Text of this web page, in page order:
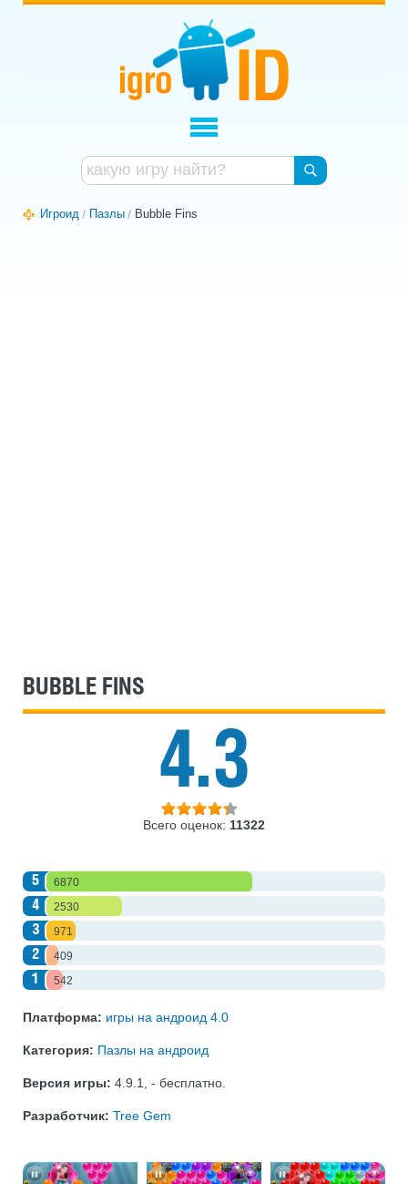
Игроид Пазлы Bubble Fins
BUBBLE FINS
4.3
Всего оценок: 11322
5 6870
4 2530
3 971
2 409
1 542
Платформа: игры на андроид 4.0
Категория: Пазлы на андроид
Версия игры: 4.9.1 - бесплатно
Разработчик: Tree Gem